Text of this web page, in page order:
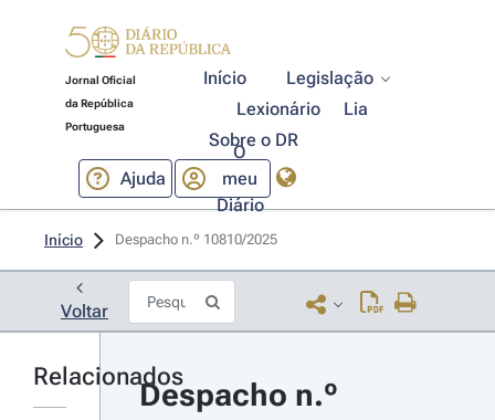
Jornal Oficial
da República
Portuguesa
Início
Legislação
Lexionário
Lia
Sobre o DR
Ajuda
O
meu
Diário
Início Despacho n.º 10810/2025
Voltar
Relacionados
Despacho n.º